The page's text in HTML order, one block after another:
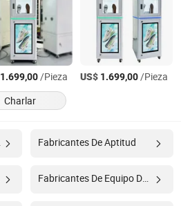
1.699,00/Pieza US$ 1.699,00/Pieza
Charlar
Fabricantes De Aptitud
Fabricantes De Equipo De Gimnasio